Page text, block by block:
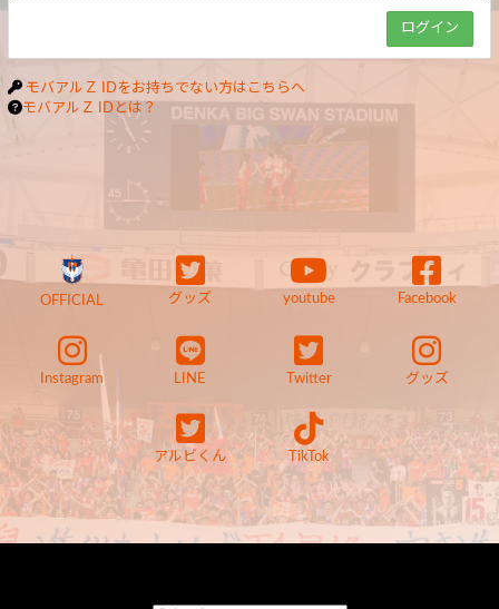
モバアルＺ IDをお持ちでない方はこちらへ
モバアルＺ IDとは？
OFFICIAL グッズ youtube Facebook
Instagram LINE Twitter グッズ
アルビくん TikTok